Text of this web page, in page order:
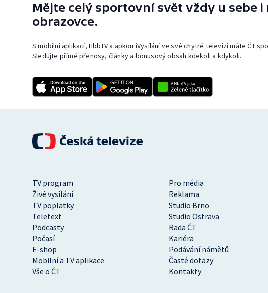
Mějte celý sportovní svět vždy u sebe i
obrazovce.
S mobilní aplikací, HbbTV a apkou iVysílání ve své chytré televizi máte ČT
Sledujte přímé přenosy, články a bonusový obsah kdekoli a kdykoli.
TV program
Pro média
Živé vysílání
Reklama
TV poplatky
Studio Brno
Teletext
Studio Ostrava
Podcasty
Rada ČT
Počasí
Kariéra
E-shop
Podávání námětů
Mobilní a TV aplikace
Časté dotazy
Vše o ČT
Kontakty